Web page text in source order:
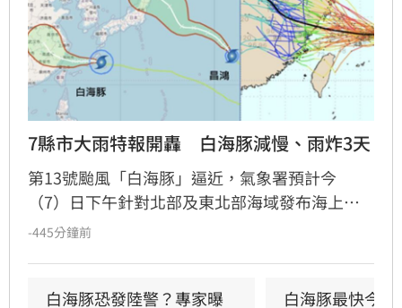
7縣市大雨特報開轟　白海豚減慢、雨炸3天
第13號颱風「白海豚」逼近，氣象署預計今
（7）日下午針對北部及東北部海域發布海上警
報。受外圍環流影響，明（8）日起至10日上半
風圈將觸及警戒線，各地風浪明顯增強。專家吳
-445分鐘前
白海豚恐發陸警？專家曝
白海豚最快今